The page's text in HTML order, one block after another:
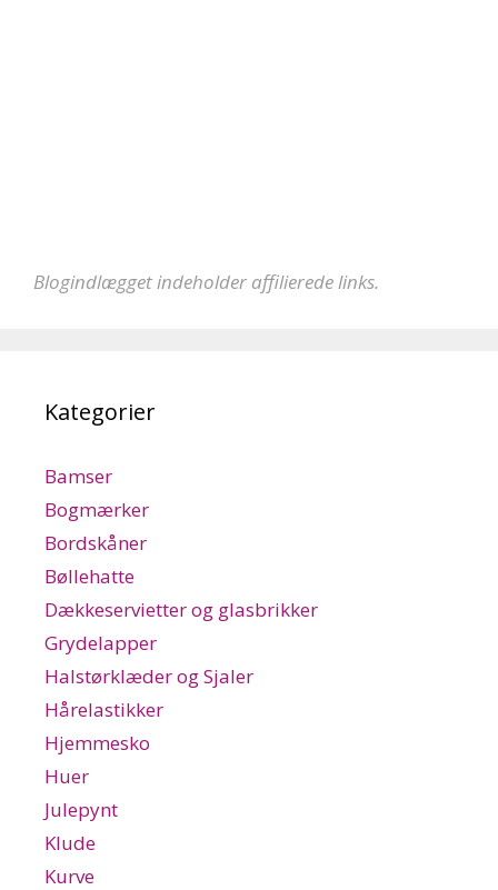
Blogindlægget indeholder affilierede links.
Kategorier
Bamser
Bogmærker
Bordskåner
Bøllehatte
Dækkeservietter og glasbrikker
Grydelapper
Halstørklæder og Sjaler
Hårelastikker
Hjemmesko
Huer
Julepynt
Klude
Kurve